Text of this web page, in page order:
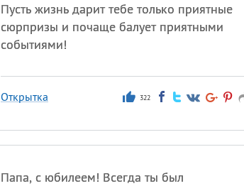
Пусть жизнь дарит тебе только приятные
сюрпризы и почаще балует приятными
событиями!
Открытка 322
Папа, с юбилеем! Всегда ты был